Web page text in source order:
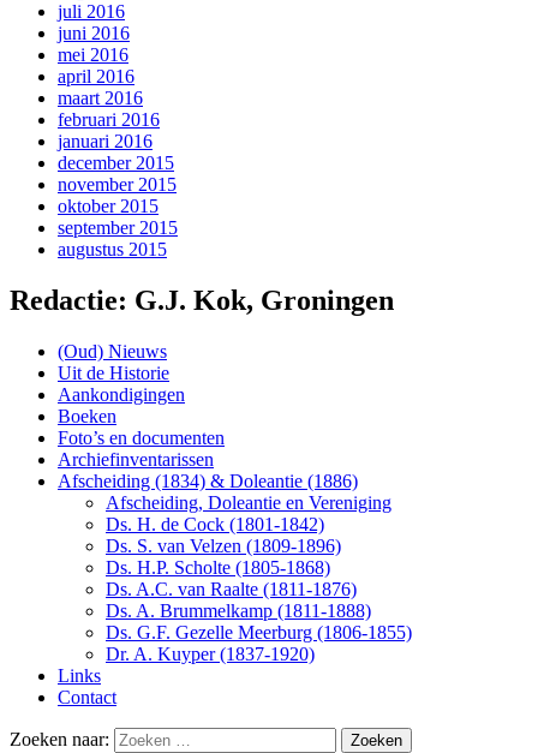
juli 2016
juni 2016
mei 2016
april 2016
maart 2016
februari 2016
januari 2016
december 2015
november 2015
oktober 2015
september 2015
augustus 2015
Redactie: G.J. Kok, Groningen
(Oud) Nieuws
Uit de Historie
Aankondigingen
Boeken
Foto’s en documenten
Archiefinventarissen
Afscheiding (1834) & Doleantie (1886)
Afscheiding, Doleantie en Vereniging
Ds. H. de Cock (1801-1842)
Ds. S. van Velzen (1809-1896)
Ds. H.P. Scholte (1805-1868)
Ds. A.C. van Raalte (1811-1876)
Ds. A. Brummelkamp (1811-1888)
Ds. G.F. Gezelle Meerburg (1806-1855)
Dr. A. Kuyper (1837-1920)
Links
Contact
Zoeken naar: